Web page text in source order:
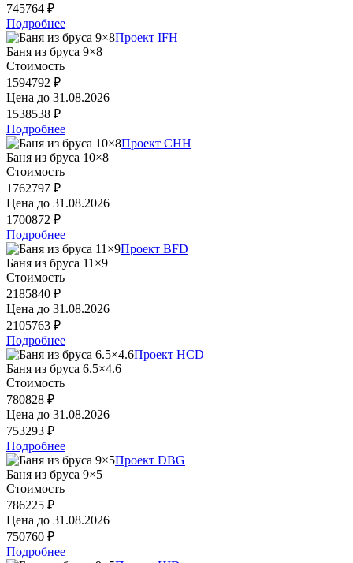
745764 ₽
Подробнее
Проект IFH
Баня из бруса 9×8
Стоимость
1594792 ₽
Цена до 31.08.2026
1538538 ₽
Подробнее
Проект CHH
Баня из бруса 10×8
Стоимость
1762797 ₽
Цена до 31.08.2026
1700872 ₽
Подробнее
Проект BFD
Баня из бруса 11×9
Стоимость
2185840 ₽
Цена до 31.08.2026
2105763 ₽
Подробнее
Проект HCD
Баня из бруса 6.5×4.6
Стоимость
780828 ₽
Цена до 31.08.2026
753293 ₽
Подробнее
Проект DBG
Баня из бруса 9×5
Стоимость
786225 ₽
Цена до 31.08.2026
750760 ₽
Подробнее